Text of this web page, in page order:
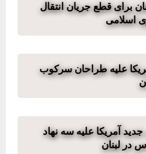
برای قطع جریان انتقال
اسلامی
علیه طراحان سرکوب
آمریکا علیه سه نهاد
در لبنان